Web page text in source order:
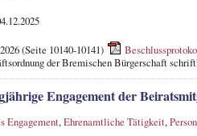
(Seite 10140-10141)
der Bremischen Bürgerschaft
Engagement der
Engagement,Ehrenamtliche Tätigkeit,